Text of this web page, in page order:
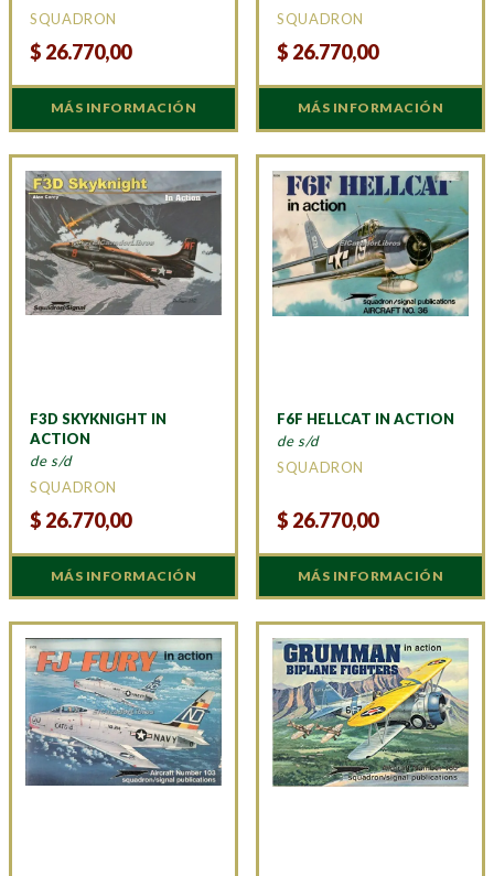
SQUADRON
$ 26.770,00
MÁS INFORMACIÓN
SQUADRON
$ 26.770,00
MÁS INFORMACIÓN
F3D SKYKNIGHT IN
ACTION
de s/d
SQUADRON
$ 26.770,00
MÁS INFORMACIÓN
F6F HELLCAT IN ACTION
de s/d
SQUADRON
$ 26.770,00
MÁS INFORMACIÓN